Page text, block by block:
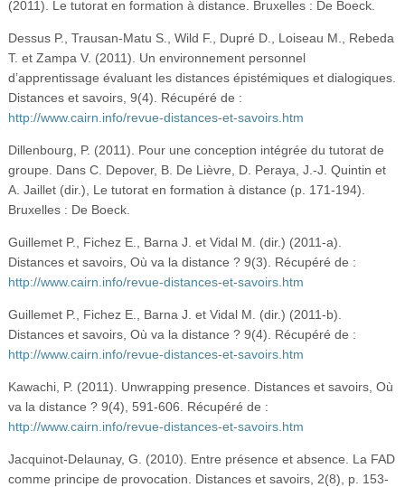
(2011). Le tutorat en formation à distance. Bruxelles : De Boeck.
Dessus P., Trausan-Matu S., Wild F., Dupré D., Loiseau M., Rebeda
T. et Zampa V. (2011). Un environnement personnel
d’apprentissage évaluant les distances épistémiques et dialogiques.
Distances et savoirs, 9(4). Récupéré de :
http://www.cairn.info/revue-distances-et-savoirs.htm
Dillenbourg, P. (2011). Pour une conception intégrée du tutorat de
groupe. Dans C. Depover, B. De Lièvre, D. Peraya, J.-J. Quintin et
A. Jaillet (dir.), Le tutorat en formation à distance (p. 171-194).
Bruxelles : De Boeck.
Guillemet P., Fichez E., Barna J. et Vidal M. (dir.) (2011-a).
Distances et savoirs, Où va la distance ? 9(3). Récupéré de :
http://www.cairn.info/revue-distances-et-savoirs.htm
Guillemet P., Fichez E., Barna J. et Vidal M. (dir.) (2011-b).
Distances et savoirs, Où va la distance ? 9(4). Récupéré de :
http://www.cairn.info/revue-distances-et-savoirs.htm
Kawachi, P. (2011). Unwrapping presence. Distances et savoirs, Où
va la distance ? 9(4), 591-606. Récupéré de :
http://www.cairn.info/revue-distances-et-savoirs.htm
Jacquinot-Delaunay, G. (2010). Entre présence et absence. La FAD
comme principe de provocation. Distances et savoirs, 2(8), p. 153-